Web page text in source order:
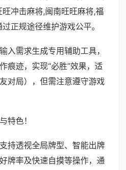
冲击麻将,闽南旺旺麻将,福
正规途径维护游戏公平。
入需求生成专用辅助工具，
痕迹，实现“必胜”效果，适
对局），但需注意遵守游戏
特色！
持透视全局牌型、智能出牌
牌率及快速自摸等操作，通